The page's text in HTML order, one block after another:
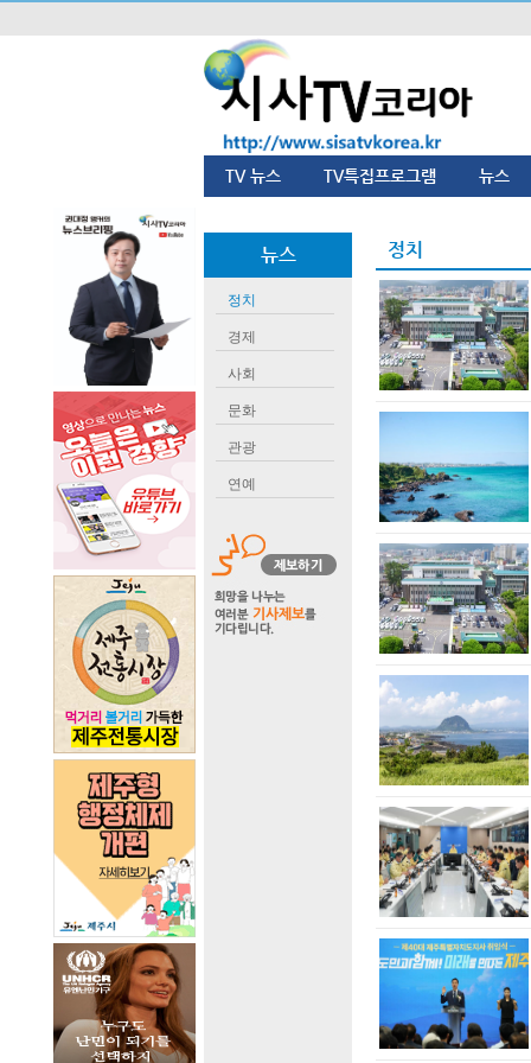
TV 뉴스 TV특집프로그램 뉴스
뉴스
정치
경제
사회
문화
관광
연예
정치